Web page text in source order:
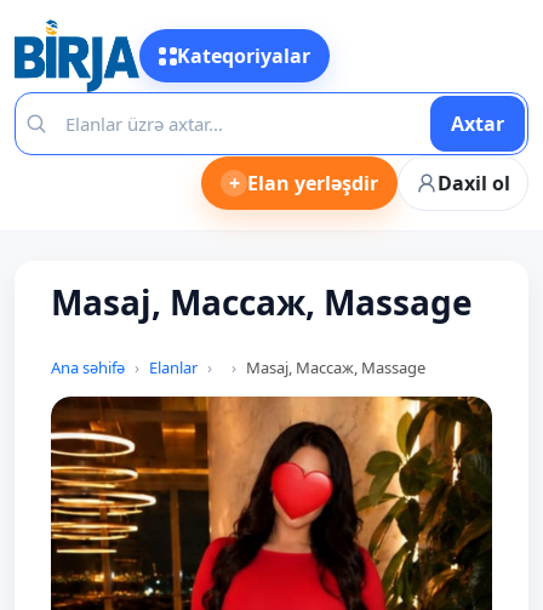
Kateqoriyalar
Axtar
+ Elan yerləşdir Daxil ol
Masaj, Массаж, Massage
Ana səhifə Elanlar Masaj, Массаж, Massage